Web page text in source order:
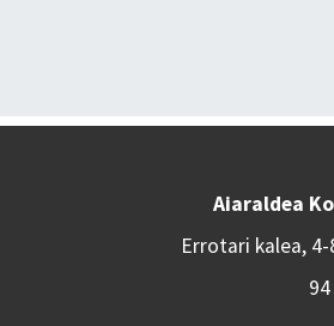
Aiaraldea
Errotari kalea,